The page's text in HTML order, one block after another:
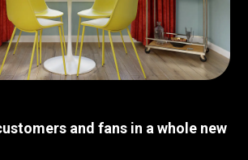
and fans in a whole new